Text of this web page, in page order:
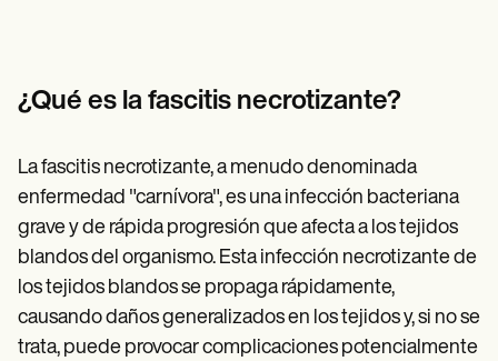
Webinars
Switch to Carepatron
Pricing
Why Carepatron?
Login
Get started
¿Qué es la fascitis necrotizante?
La fascitis necrotizante, a menudo denominada
enfermedad "carnívora", es una infección bacteriana
grave y de rápida progresión que afecta a los tejidos
blandos del organismo. Esta infección necrotizante de
los tejidos blandos se propaga rápidamente,
causando daños generalizados en los tejidos y, si no se
trata, puede provocar complicaciones potencialmente